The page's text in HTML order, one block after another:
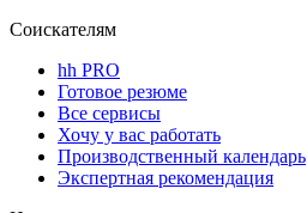
Соискателям
hh PRO
Готовое резюме
Все сервисы
Хочу у вас работать
Производственный календарь
Экспертная рекомендация